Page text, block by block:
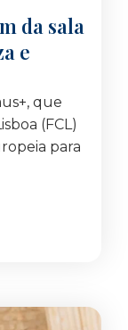
da sala
e
que
(FCL)
para